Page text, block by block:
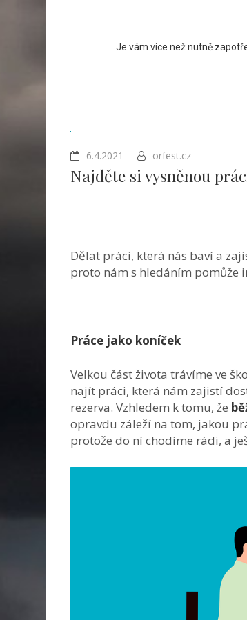
Je vám více než nutně
6.4.2021 orfest.cz
Najděte si vysněnou
Dělat práci, která nás baví a
proto nám s hledáním pomůže
Práce jako koníček
Velkou část života trávíme ve
najít práci, která nám zajistí
rezerva. Vzhledem k tomu, že
opravdu záleží na tom, jakou
protože do ní chodíme rádi, a